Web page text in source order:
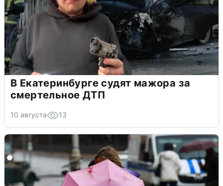
В Екатеринбурге судят мажора за
смертельное ДТП
10 августа 13